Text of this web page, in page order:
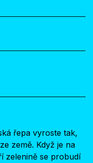
řepa vyroste tak,
země. Když je na
zelenině se probudí